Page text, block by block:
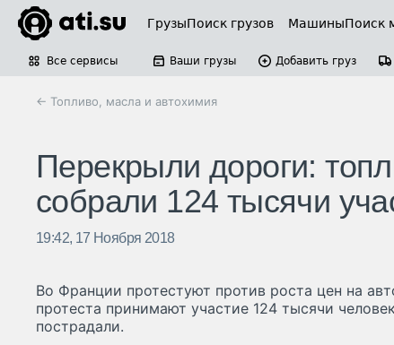
ГрузыПоиск грузов МашиныПоиск
Все сервисы Ваши грузы Добавить груз
← Топливо, масла и автохимия
Перекрыли дороги:
собрали 124 тысячи
19:42, 17 Ноября 2018
Во Франции протестуют против роста цен на
протеста принимают участие 124 тысячи
пострадали.